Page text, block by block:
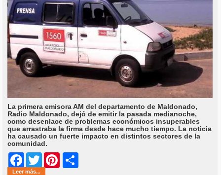
La primera emisora AM del departamento de Maldonado,
Radio Maldonado, dejó de emitir la pasada medianoche,
como desenlace de problemas económicos insuperables
que arrastraba la firma desde hace mucho tiempo. La noticia
ha causado un fuerte impacto en distintos sectores de la
comunidad.
Facebook
Twitter Pinterest
Leer más...